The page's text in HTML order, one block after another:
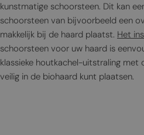
kunstmatige schoorsteen. Dit kan
schoorsteen van bijvoorbeeld een
makkelijk bij de haard plaatst. Het
schoorsteen voor uw haard is
klassieke houtkachel-uitstraling met
veilig in de biohaard kunt plaatsen.